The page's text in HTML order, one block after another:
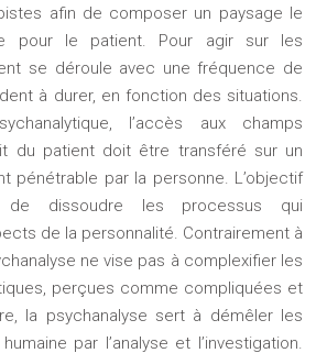
afin de composer un paysage le
pour le patient. Pour agir sur les
se déroule avec une fréquence de
à durer, en fonction des situations.
l’accès aux champs
du patient doit être transféré sur un
pénétrable par la personne. L’objectif
de dissoudre les processus qui
de la personnalité. Contrairement à
ne vise pas à complexifier les
perçues comme compliquées et
la psychanalyse sert à démêler les
par l’analyse et l’investigation.